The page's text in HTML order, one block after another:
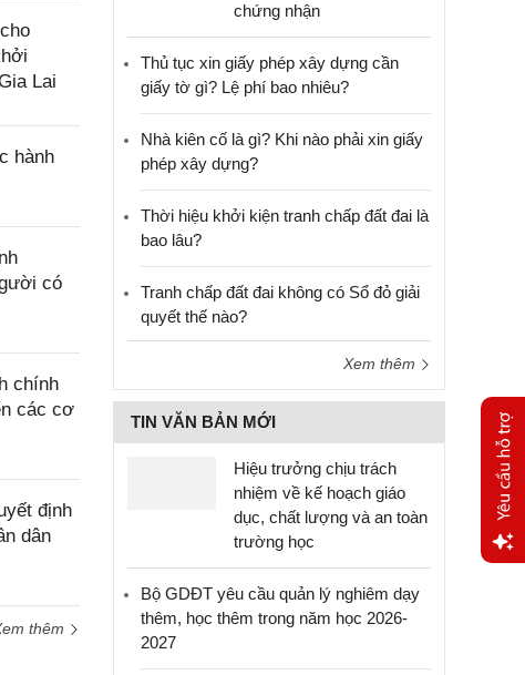
Lai
hành
có
chính
các cơ
định
dân
thêm
chứng nhận
Thủ tục xin giấy phép xây dựng cần
giấy tờ gì? Lệ phí bao nhiêu?
Nhà kiên cố là gì? Khi nào phải xin giấy
phép xây dựng?
Thời hiệu khởi kiện tranh chấp đất đai là
bao lâu?
Tranh chấp đất đai không có Sổ đỏ giải
quyết thế nào?
Xem thêm
TIN VĂN BẢN MỚI
Hiệu trưởng chịu trách
nhiệm về kế hoạch giáo
dục, chất lượng và an toàn
trường học
Bộ GDĐT yêu cầu quản lý nghiêm dạy
thêm, học thêm trong năm học 2026-
2027